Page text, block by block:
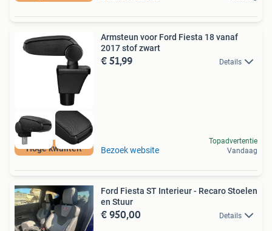
Hoge kwaliteit
Armsteun voor Ford Fiesta 18 vanaf
2017 stof zwart
€ 51,99 Details
Bezoek website
Topadvertentie
Vandaag
Ford Fiesta ST Interieur - Recaro Stoelen
en Stuur
€ 950,00 Details